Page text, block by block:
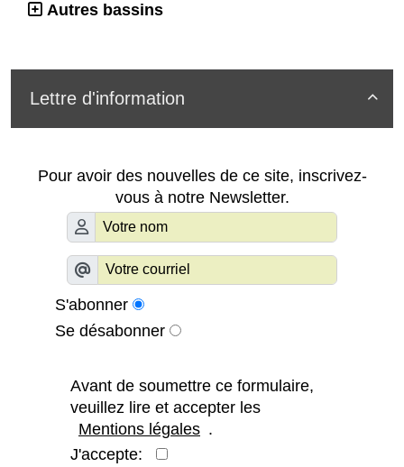
Autres bassins

Lettre d'information
Pour avoir des nouvelles de ce site, inscrivez-
vous à notre Newsletter.
S'abonner
Se désabonner
Avant de soumettre ce formulaire,
veuillez lire et accepter les
Mentions légales .
J'accepte: